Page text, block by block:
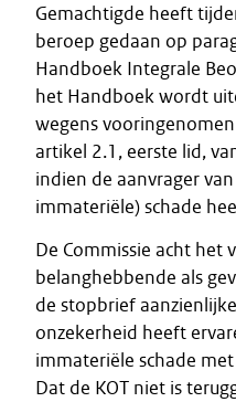
Gemachtigde heeft
beroep gedaan op
Handboek Integrale
het Handboek wordt
wegens
artikel 2.1, eerste lid,
indien de aanvrager
immateriële) schade
De Commissie acht het
belanghebbende als
de stopbrief
onzekerheid heeft
immateriële schade
Dat de KOT niet is